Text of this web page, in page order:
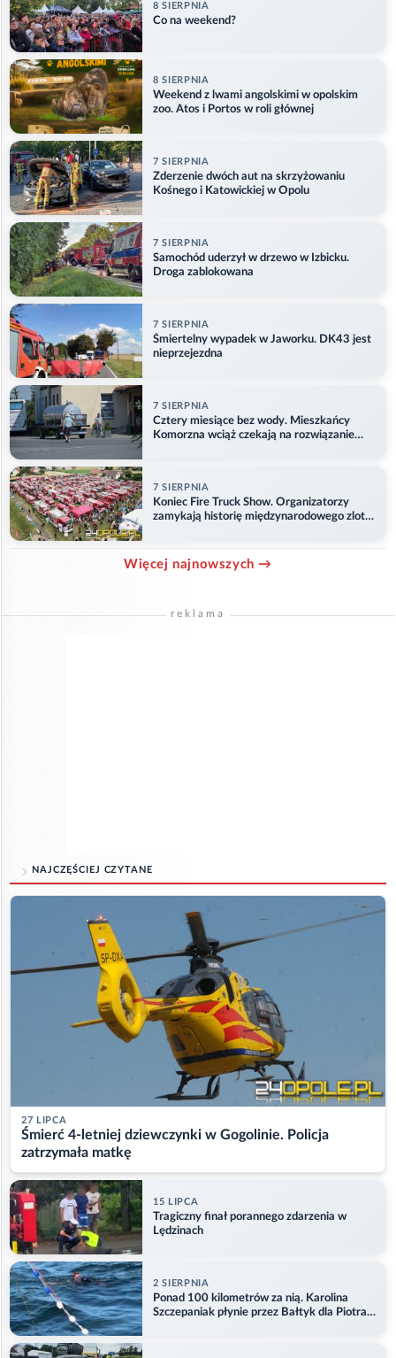
8 SIERPNIA
Co na weekend?
8 SIERPNIA
Weekend z lwami angolskimi w opolskim
zoo. Atos i Portos w roli głównej
7 SIERPNIA
Zderzenie dwóch aut na skrzyżowaniu
Kośnego i Katowickiej w Opolu
7 SIERPNIA
Samochód uderzył w drzewo w Izbicku.
Droga zablokowana
7 SIERPNIA
Śmiertelny wypadek w Jaworku. DK43 jest
nieprzejezdna
7 SIERPNIA
Cztery miesiące bez wody. Mieszkańcy
Komorzna wciąż czekają na rozwiązanie
7 SIERPNIA
Koniec Fire Truck Show. Organizatorzy
zamykają historię międzynarodowego zlotu
Więcej najnowszych →
reklama
NAJCZĘŚCIEJ CZYTANE
27 LIPCA
Śmierć 4-letniej dziewczynki w Gogolinie. Policja
zatrzymała matkę
15 LIPCA
Tragiczny finał porannego zdarzenia w
Lędzinach
2 SIERPNIA
Ponad 100 kilometrów za nią. Karolina
Szczepaniak płynie przez Bałtyk dla Piotra.